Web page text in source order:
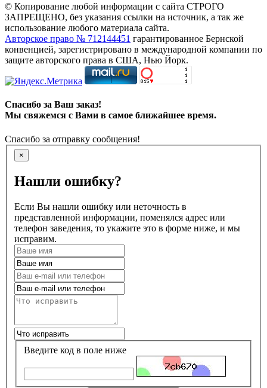
© Копирование любой информации с сайта СТРОГО
ЗАПРЕЩЕНО, без указания ссылки на источник, а так же
использование любого материала сайта.
Авторское право № 712144451 гарантированное Бернской
конвенцией, зарегистрировано в международной компании по
защите авторского права в США, Нью Йорк.
Спасибо за Ваш заказ!
Мы свяжемся с Вами в самое ближайшее время.
Спасибо за отправку сообщения!
×
Нашли ошибку?
Если Вы нашли ошибку или неточность в
представленной информации, поменялся адрес или
телефон заведения, то укажите это в форме ниже, и мы
исправим.
Введите код в поле ниже